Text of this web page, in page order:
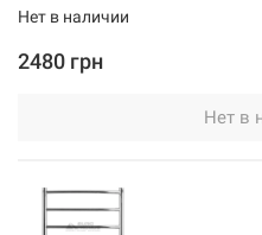
Нет в наличии
2480 грн
Нет в